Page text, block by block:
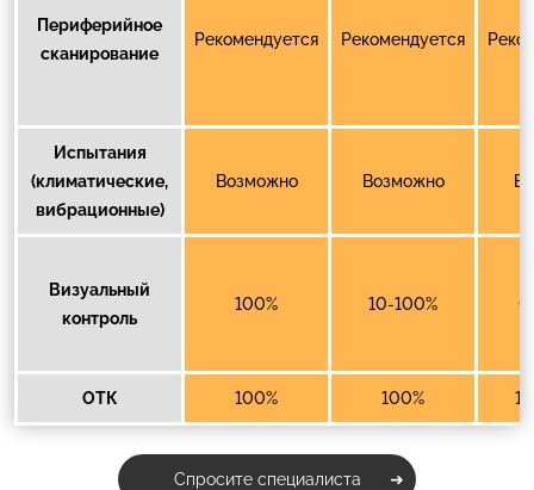
Периферийное
сканирование
Рекомендуется Рекомендуется
Испытания
(климатические,
вибрационные)
Возможно Возможно
Визуальный
контроль
100% 10-100%
ОТК 100% 100%
Спросите специалиста